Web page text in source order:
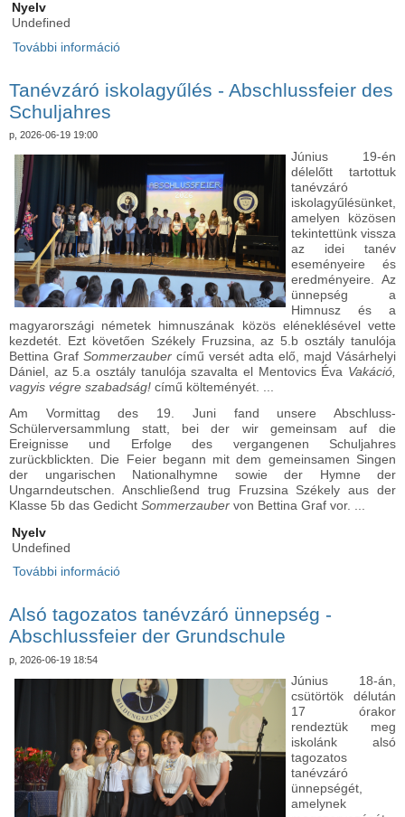
Nyelv
Undefined
További információ
Tanévzáró iskolagyűlés - Abschlussfeier des
Schuljahres
p, 2026-06-19 19:00
Június 19-én
délelőtt tartottuk
tanévzáró
iskolagyűlésünket,
amelyen közösen
tekintettünk vissza
az idei tanév
eseményeire és
eredményeire. Az
ünnepség a
Himnusz és a
magyarországi németek himnuszának közös eléneklésével vette
kezdetét. Ezt követően Székely Fruzsina, az 5.b osztály tanulója
Bettina Graf Sommerzauber című versét adta elő, majd Vásárhelyi
Dániel, az 5.a osztály tanulója szavalta el Mentovics Éva Vakáció,
vagyis végre szabadság! című költeményét. ...
Am Vormittag des 19. Juni fand unsere Abschluss-
Schülerversammlung statt, bei der wir gemeinsam auf die
Ereignisse und Erfolge des vergangenen Schuljahres
zurückblickten. Die Feier begann mit dem gemeinsamen Singen
der ungarischen Nationalhymne sowie der Hymne der
Ungarndeutschen. Anschließend trug Fruzsina Székely aus der
Klasse 5b das Gedicht Sommerzauber von Bettina Graf vor. ...
Nyelv
Undefined
További információ
Alsó tagozatos tanévzáró ünnepség -
Abschlussfeier der Grundschule
p, 2026-06-19 18:54
Június 18-án,
csütörtök délután
17 órakor
rendeztük meg
iskolánk alsó
tagozatos
tanévzáró
ünnepségét,
amelynek